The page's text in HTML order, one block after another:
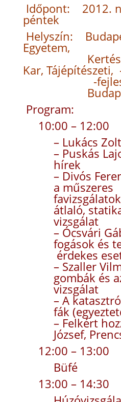
Időpont: 2012.
péntek
Helyszín:
Egyetem,
Kar, Tájépítészeti,
-
Budapest,
Program:
10:00 – 12:00
– Lukács
– Puskás
hírek
– Divós
a műszeres
átlaló,
vizsgálat
– Ócsvári
fogások és
érdekes
– Szaller
gombák és
vizsgálat
– A
fák
– Felkért
József,
12:00 – 13:00
Büfé
13:00 – 14:30